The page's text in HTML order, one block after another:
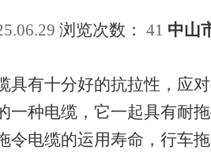
浏览次数： 41 中山
有十分好的抗拉性，应
一种电缆，它一起具有耐
令电缆的运用寿命，行车